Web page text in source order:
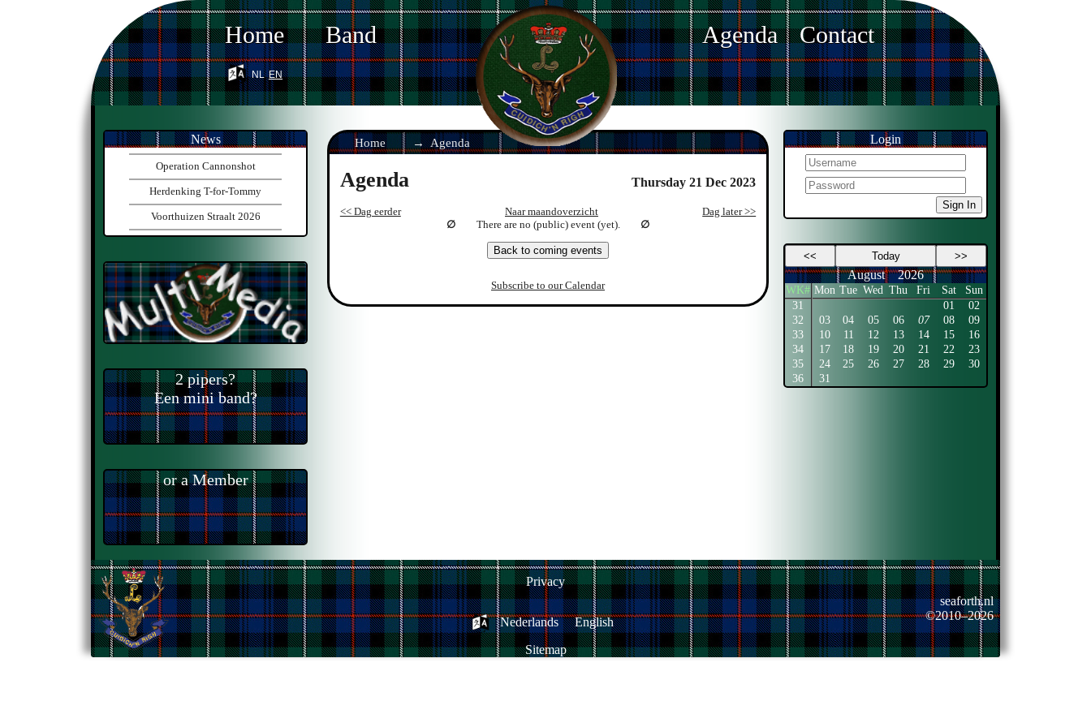
Home Band Agenda Contact
nl en
Home Agenda
Agenda Thursday 21 Dec 2023
<< Dag eerder Naar maandoverzicht
Dag later >>
There are no (public) event (yet).
Back to coming events
Subscribe to our Calendar
News
Operation Cannonshot
Herdenking T-for-Tommy
Voorthuizen Straalt 2026
2 pipers?
Een mini band?
or a Member
Login
Sign In
<< Today >>
August 2026
WK# Mon Tue Wed Thu Fri Sat
Sun
31
01
02
32
03 04 05 06 07 08
09
33
10 11 12 13 14 15
16
34
17 18 19 20 21 22
23
35
24 25 26 27 28 29
30
36
31
Privacy
Nederlands
English
Sitemap
seaforth.nl
©2010–2026